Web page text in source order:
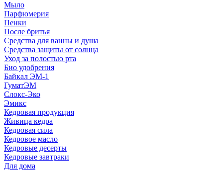
Мыло
Парфюмерия
Пенки
После бритья
Средства для ванны и душа
Средства защиты от солнца
Уход за полостью рта
Био удобрения
Байкал ЭМ-1
ГуматЭМ
Слокс-Эко
Эмикс
Кедровая продукция
Живица кедра
Кедровая сила
Кедровое масло
Кедровые десерты
Кедровые завтраки
Для дома